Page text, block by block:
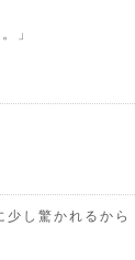
」
し驚かれるから